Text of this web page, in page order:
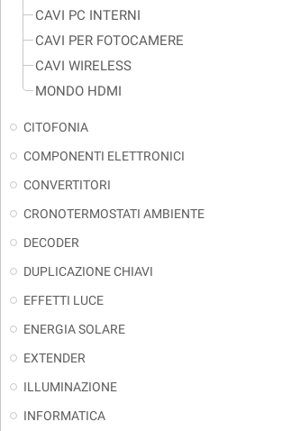
CAVI PC INTERNI
CAVI PER FOTOCAMERE
CAVI WIRELESS
MONDO HDMI
CITOFONIA
COMPONENTI ELETTRONICI
CONVERTITORI
CRONOTERMOSTATI AMBIENTE
DECODER
DUPLICAZIONE CHIAVI
EFFETTI LUCE
ENERGIA SOLARE
EXTENDER
ILLUMINAZIONE
INFORMATICA